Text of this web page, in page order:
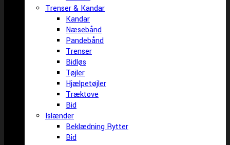
Trenser & Kandar
Kandar
Næsebånd
Pandebånd
Trenser
Bidløs
Tøjler
Hjælpetøjler
Træktove
Bid
Islænder
Beklædning Rytter
Bid